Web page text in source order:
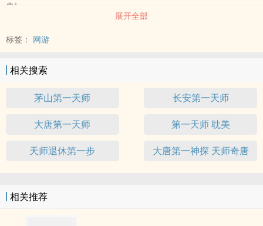
典》。
看李文持无上天师系统，如何成就第一天师。
展开全部
标签： 网游
相关搜索
茅山第一天师 长安第一天师
大唐第一天师 第一天师 耽美
天师退休第一步 大唐第一神探 天师奇唐
相关推荐